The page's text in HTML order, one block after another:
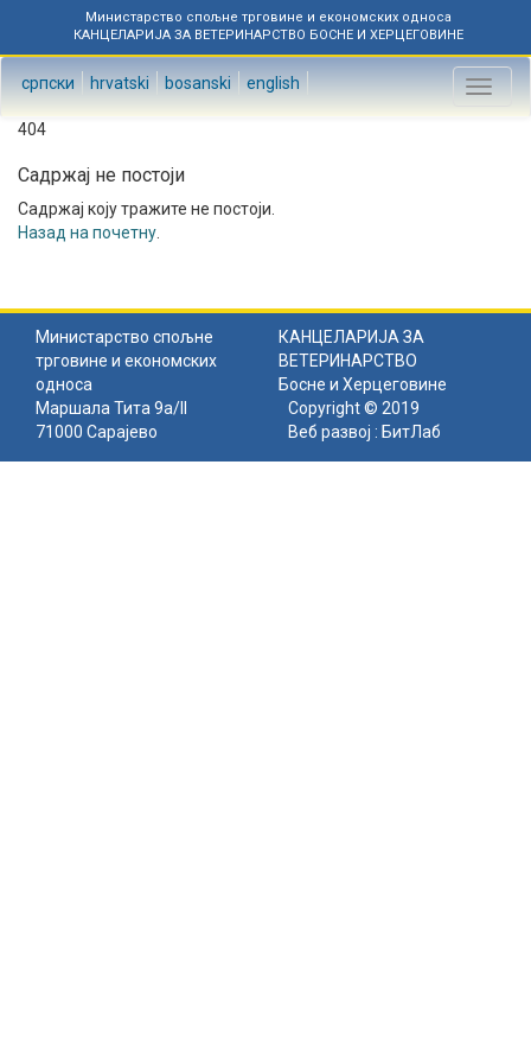
Министарство спољне трговине и економских односа
КАНЦЕЛАРИЈА ЗА ВЕТЕРИНАРСТВО БОСНЕ И ХЕРЦЕГОВИНЕ
српски hrvatski bosanski english
Toggle
404
Садржај не постоји
Садржај коју тражите не постоји.
Назад на почетну
Министарство спољне
трговине и економских
односа
КАНЦЕЛАРИЈА ЗА
ВЕТЕРИНАРСТВО
Босне и Херцеговине
Маршала Тита 9а/II
71000 Сарајево
Copyright © 2019
Веб развој : БитЛаб